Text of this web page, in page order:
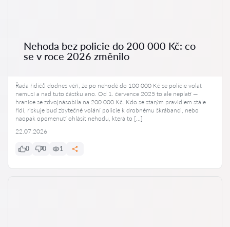
Nehoda bez policie do 200 000 Kč: co
se v roce 2026 změnilo
Řada řidičů dodnes věří, že po nehodě do 100 000 Kč se policie volat
nemusí a nad tuto částku ano. Od 1. července 2025 to ale neplatí —
hranice se zdvojnásobila na 200 000 Kč. Kdo se starým pravidlem stále
řídí, riskuje buď zbytečné volání policie k drobnému škrábanci, nebo
naopak opomenutí ohlásit nehodu, která to […]
22.07.2026
0 0 1